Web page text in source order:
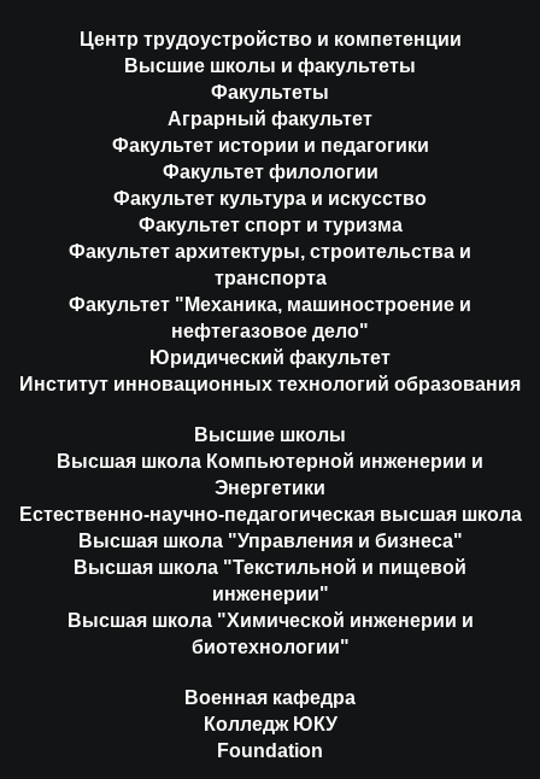
Центр трудоустройство и компетенции
Высшие школы и факультеты
Факультеты
Аграрный факультет
Факультет истории и педагогики
Факультет филологии
Факультет культура и искусство
Факультет спорт и туризма
Факультет архитектуры, строительства и
транспорта
Факультет "Механика, машиностроение и
нефтегазовое дело"
Юридический факультет
Институт инновационных технологий образования
Высшие школы
Высшая школа Компьютерной инженерии и
Энергетики
Естественно-научно-педагогическая высшая школа
Высшая школа "Управления и бизнеса"
Высшая школа "Текстильной и пищевой
инженерии"
Высшая школа "Химической инженерии и
биотехнологии"
Военная кафедра
Колледж ЮКУ
Foundation